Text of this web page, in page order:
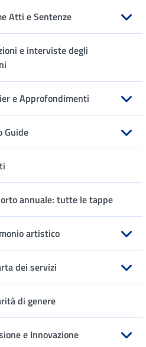
Atti e Sentenze
Apri sottomenu
e interviste degli
e Approfondimenti
Apri sottomenu
Guide
Apri sottomenu
annuale: tutte le tappe
artistico
Apri sottomenu
dei servizi
Apri sottomenu
di genere
e Innovazione